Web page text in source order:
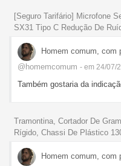
[Seguro Tarifário] Microfone
SX31 Tipo C Redução De
Homem comum, com
@homemcomum - em 24/07/
Também gostaria da
Tramontina, Cortador De
Rígido, Chassi De Plástico
Homem comum, com